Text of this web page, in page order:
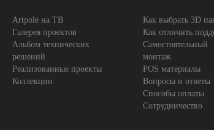
Artpole на ТВ
Галерея проектов
Альбом технических
решений
Реализованные проекты
Коллекции
Как выбрать 3D
Как отличить
Самостоятельный
монтаж
POS материалы
Вопросы и ответы
Способы оплаты
Сотрудничество